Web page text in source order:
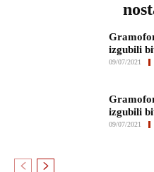
izgubili
09/07/2021
izgubili
09/07/2021